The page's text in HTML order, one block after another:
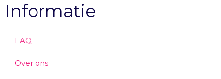
Informatie
FAQ
Over ons